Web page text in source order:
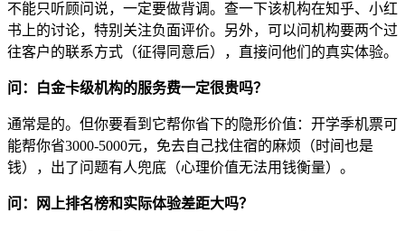
SYDNEY · INDEPENDENT · EST. 2026
不能只听顾问说，一定要做背调。查一下该机构在知乎、小红
书上的讨论，特别关注负面评价。另外，可以问机构要两个过
往客户的联系方式（征得同意后），直接问他们的真实体验。
问：白金卡级机构的服务费一定很贵吗？
通常是的。但你要看到它帮你省下的隐形价值：开学季机票可
能帮你省3000-5000元，免去自己找住宿的麻烦（时间也是
钱），出了问题有人兜底（心理价值无法用钱衡量）。
问：网上排名榜和实际体验差距大吗？